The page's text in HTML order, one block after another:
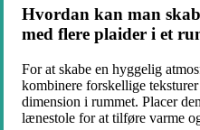
Hvordan kan man
med flere plaider i et
For at skabe en hyggelig
kombinere forskellige
dimension i rummet. Placer
lænestole for at tilføre varme